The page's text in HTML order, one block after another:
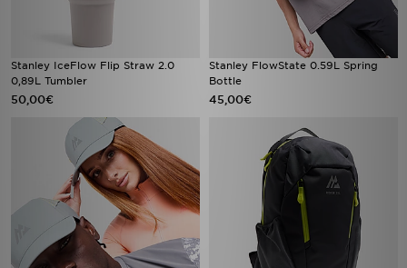
Stanley IceFlow Flip Straw 2.0
0,89L Tumbler
50,00€
Stanley FlowState 0.59L Spring
Bottle
45,00€